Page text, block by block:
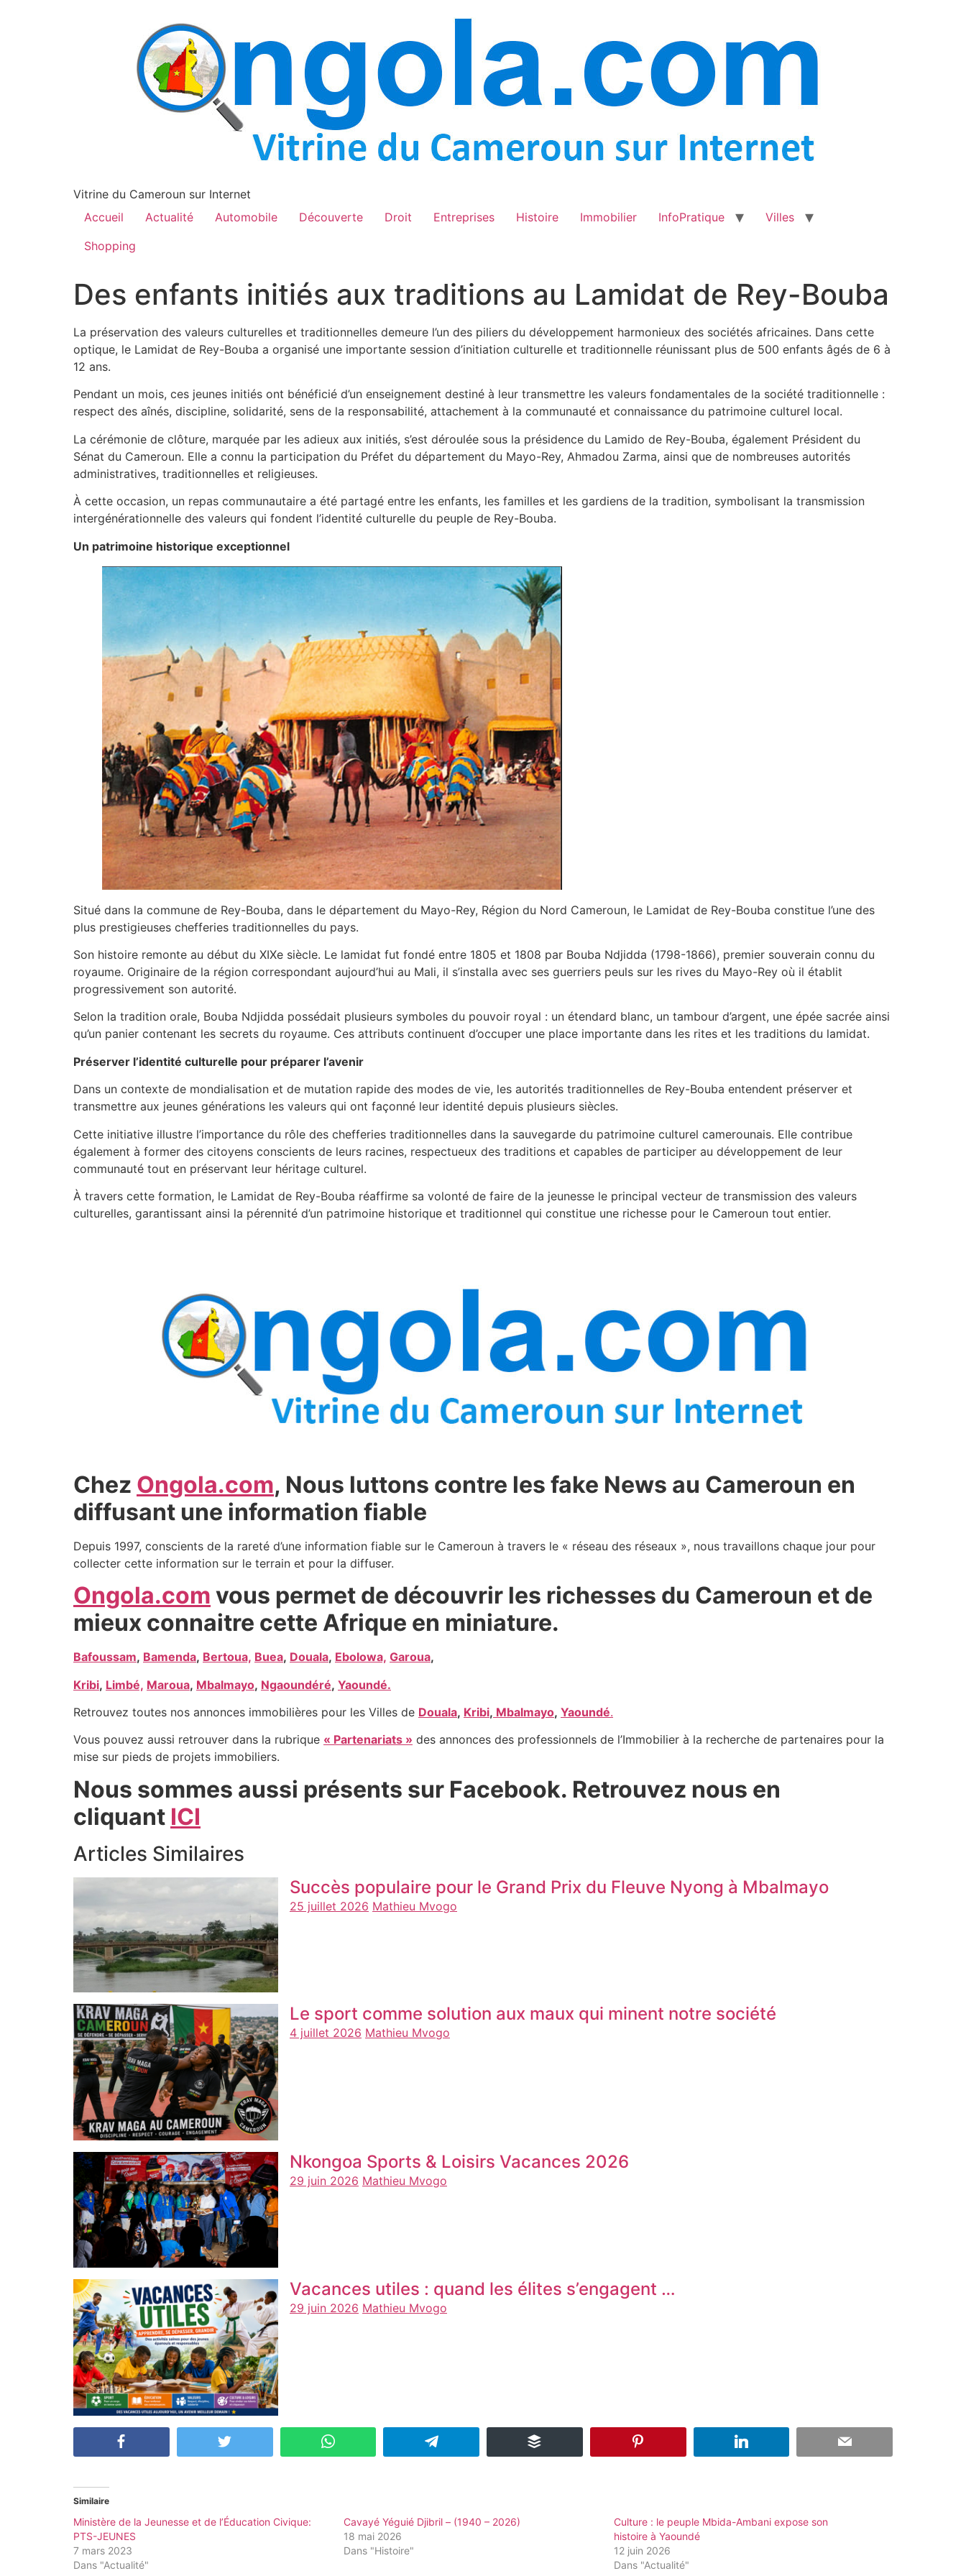
Vitrine du Cameroun sur Internet
Accueil
Actualité Automobile Découverte Droit Entreprises Histoire Immobilier InfoPratique
Villes
Shopping
Des enfants initiés aux traditions au Lamidat de Rey-Bouba
La préservation des valeurs culturelles et traditionnelles demeure l’un des piliers du développement harmonieux des sociétés africaines. Dans cette
optique, le Lamidat de Rey-Bouba a organisé une importante session d’initiation culturelle et traditionnelle réunissant plus de 500 enfants âgés de 6 à
12 ans.
Pendant un mois, ces jeunes initiés ont bénéficié d’un enseignement destiné à leur transmettre les valeurs fondamentales de la société traditionnelle :
respect des aînés, discipline, solidarité, sens de la responsabilité, attachement à la communauté et connaissance du patrimoine culturel local.
La cérémonie de clôture, marquée par les adieux aux initiés, s’est déroulée sous la présidence du Lamido de Rey-Bouba, également Président du
Sénat du Cameroun. Elle a connu la participation du Préfet du département du Mayo-Rey, Ahmadou Zarma, ainsi que de nombreuses autorités
administratives, traditionnelles et religieuses.
À cette occasion, un repas communautaire a été partagé entre les enfants, les familles et les gardiens de la tradition, symbolisant la transmission
intergénérationnelle des valeurs qui fondent l’identité culturelle du peuple de Rey-Bouba.
Un patrimoine historique exceptionnel
Situé dans la commune de Rey-Bouba, dans le département du Mayo-Rey, Région du Nord Cameroun, le Lamidat de Rey-Bouba constitue l’une des
plus prestigieuses chefferies traditionnelles du pays.
Son histoire remonte au début du XIXe siècle. Le lamidat fut fondé entre 1805 et 1808 par Bouba Ndjidda (1798-1866), premier souverain connu du
royaume. Originaire de la région correspondant aujourd’hui au Mali, il s’installa avec ses guerriers peuls sur les rives du Mayo-Rey où il établit
progressivement son autorité.
Selon la tradition orale, Bouba Ndjidda possédait plusieurs symboles du pouvoir royal : un étendard blanc, un tambour d’argent, une épée sacrée ainsi
qu’un panier contenant les secrets du royaume. Ces attributs continuent d’occuper une place importante dans les rites et les traditions du lamidat.
Préserver l’identité culturelle pour préparer l’avenir
Dans un contexte de mondialisation et de mutation rapide des modes de vie, les autorités traditionnelles de Rey-Bouba entendent préserver et
transmettre aux jeunes générations les valeurs qui ont façonné leur identité depuis plusieurs siècles.
Cette initiative illustre l’importance du rôle des chefferies traditionnelles dans la sauvegarde du patrimoine culturel camerounais. Elle contribue
également à former des citoyens conscients de leurs racines, respectueux des traditions et capables de participer au développement de leur
communauté tout en préservant leur héritage culturel.
À travers cette formation, le Lamidat de Rey-Bouba réaffirme sa volonté de faire de la jeunesse le principal vecteur de transmission des valeurs
culturelles, garantissant ainsi la pérennité d’un patrimoine historique et traditionnel qui constitue une richesse pour le Cameroun tout entier.
Chez Ongola.com, Nous luttons contre les fake News au Cameroun en
diffusant une information fiable
Depuis 1997, conscients de la rareté d’une information fiable sur le Cameroun à travers le « réseau des réseaux », nous travaillons chaque jour pour
collecter cette information sur le terrain et pour la diffuser.
Ongola.com vous permet de découvrir les richesses du Cameroun et de
mieux connaitre cette Afrique en miniature.
Bafoussam, Bamenda, Bertoua, Buea, Douala, Ebolowa, Garoua,
Kribi, Limbé, Maroua, Mbalmayo, Ngaoundéré, Yaoundé.
Retrouvez toutes nos annonces immobilières pour les Villes de Douala, Kribi, Mbalmayo, Yaoundé.
Vous pouvez aussi retrouver dans la rubrique « Partenariats » des annonces des professionnels de l’Immobilier à la recherche de partenaires pour la
mise sur pieds de projets immobiliers.
Nous sommes aussi présents sur Facebook. Retrouvez nous en
cliquant ICI
Articles Similaires
Succès populaire pour le Grand Prix du Fleuve Nyong à Mbalmayo
25 juillet 2026 Mathieu Mvogo
Le sport comme solution aux maux qui minent notre société
4 juillet 2026 Mathieu Mvogo
Nkongoa Sports & Loisirs Vacances 2026
29 juin 2026 Mathieu Mvogo
Vacances utiles : quand les élites s’engagent …
29 juin 2026 Mathieu Mvogo
Similaire
Ministère de la Jeunesse et de l’Éducation Civique:
PTS-JEUNES
7 mars 2023
Dans "Actualité"
Cavayé Yéguié Djibril – (1940 – 2026)
18 mai 2026
Dans "Histoire"
Culture : le peuple Mbida-Ambani expose son
histoire à Yaoundé
12 juin 2026
Dans "Actualité"